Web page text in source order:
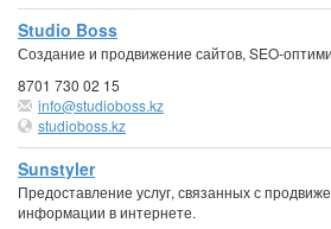
Studio Boss
Создание и продвижение сайтов, SEO-
8701 730 02 15
info@studioboss.kz
studioboss.kz
Sunstyler
Предоставление услуг, связанных с
информации в интернете.